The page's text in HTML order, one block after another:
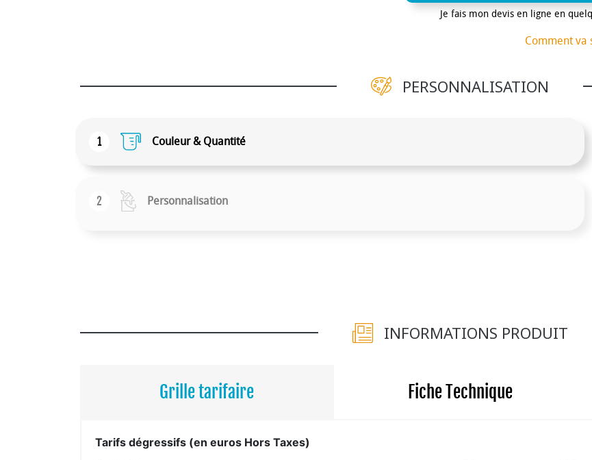
Je fais mon devis en ligne en
Comment va
PERSONNALISATION
1 Couleur & Quantité
2 Personnalisation
INFORMATIONS PRODUIT
Grille tarifaire Fiche Technique
Tarifs dégressifs (en euros Hors Taxes)